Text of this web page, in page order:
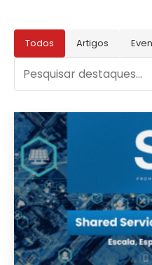
Todos Artigos